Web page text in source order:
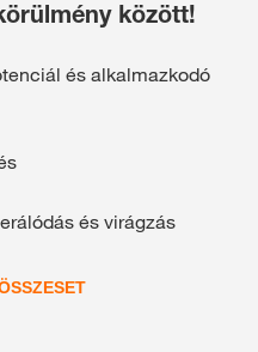
között!
és alkalmazkodó
és virágzás